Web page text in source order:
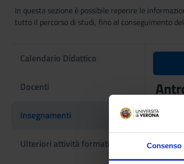
Consenso
In questa sezione è possibile reperire le
tutto il percorso di studi, fino al conseguimento
Calendario Didattico
Docenti
Insegnamenti
Ulteriori attività formative
Codice
4S02133